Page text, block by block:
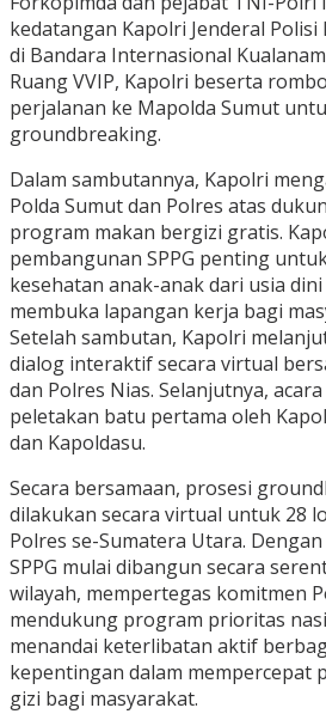
kedatangan Kapolri Jenderal
di Bandara Internasional
Ruang VVIP, Kapolri beserta
perjalanan ke Mapolda Sumut
groundbreaking.
Dalam sambutannya, Kapolri
Polda Sumut dan Polres atas
program makan bergizi gratis.
pembangunan SPPG penting
kesehatan anak-anak dari usia
membuka lapangan kerja bagi
Setelah sambutan, Kapolri
dialog interaktif secara virtual
dan Polres Nias. Selanjutnya,
peletakan batu pertama oleh
dan Kapoldasu.
Secara bersamaan, prosesi
dilakukan secara virtual untuk 28
Polres se-Sumatera Utara.
SPPG mulai dibangun secara
wilayah, mempertegas komitmen
mendukung program prioritas
menandai keterlibatan aktif
kepentingan dalam mempercepat
gizi bagi masyarakat.